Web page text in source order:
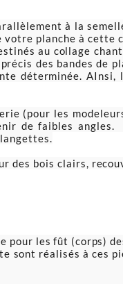
à la
planche à cette
au collage
des bandes
déterminée.
(pour les
de faibles
des bois clairs,
pour les fût (corps)
sont réalisés à